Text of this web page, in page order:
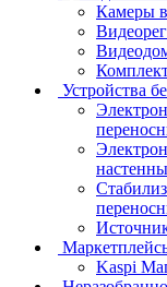
Камеры
Устройства
Kaspi